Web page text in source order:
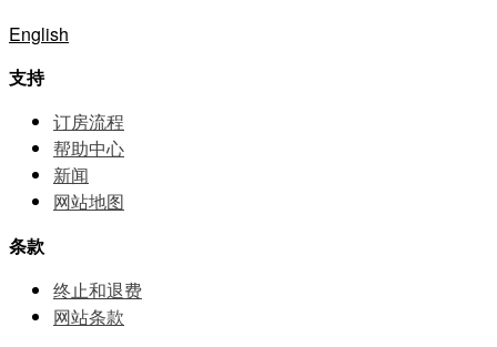
English
支持
订房流程
帮助中⼼
新闻
网站地图
条款
终止和退费
网站条款